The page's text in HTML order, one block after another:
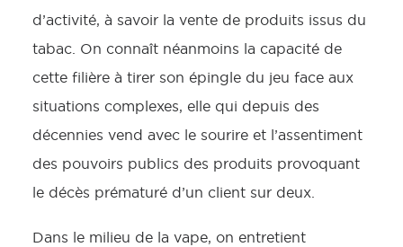
d’activité, à savoir la vente de produits issus du
tabac. On connaît néanmoins la capacité de
cette filière à tirer son épingle du jeu face aux
situations complexes, elle qui depuis des
décennies vend avec le sourire et l’assentiment
des pouvoirs publics des produits provoquant
le décès prématuré d’un client sur deux.
Dans le milieu de la vape, on entretient